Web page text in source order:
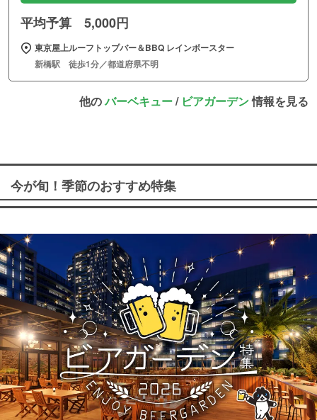
平均予算 5,000円
東京屋上ルーフトップバー＆BBQ レインボースター
新橋駅 徒歩1分／都道府県不明
他のバーベキュー/ ビアガーデン情報を見る
今が旬！季節のおすすめ特集